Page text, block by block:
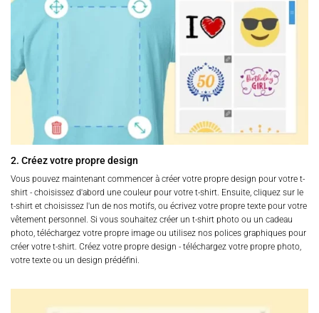
2. Créez votre propre design
Vous pouvez maintenant commencer à créer votre propre design pour votre t-
shirt - choisissez d'abord une couleur pour votre t-shirt. Ensuite, cliquez sur le
t-shirt et choisissez l'un de nos motifs, ou écrivez votre propre texte pour votre
vêtement personnel. Si vous souhaitez créer un t-shirt photo ou un cadeau
photo, téléchargez votre propre image ou utilisez nos polices graphiques pour
créer votre t-shirt. Créez votre propre design - téléchargez votre propre photo,
votre texte ou un design prédéfini.